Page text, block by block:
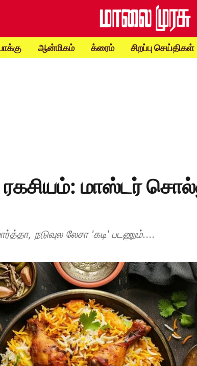
ஆன்மிகம் க்ரைம் சிறப்பு செய்திகள்
ரகசியம்: மாஸ்டர்
நடுவுல லேசா 'கடி' படணும்....